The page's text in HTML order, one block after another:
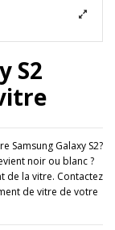
S2
Samsung Galaxy S2?
noir ou blanc ?
de la vitre. Contactez
de vitre de votre